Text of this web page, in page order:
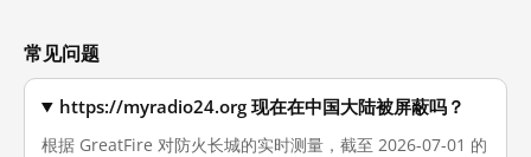
常见问题
https://myradio24.org 现在在中国大陆被屏蔽吗？
根据 GreatFire 对防火长城的实时测量，截至 2026-07-01 的